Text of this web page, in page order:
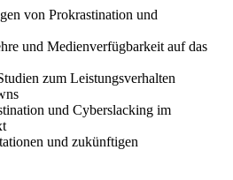
von Prokrastination und
und Medienverfügbarkeit auf das
zum Leistungsverhalten
und Cyberslacking im
und zukünftigen